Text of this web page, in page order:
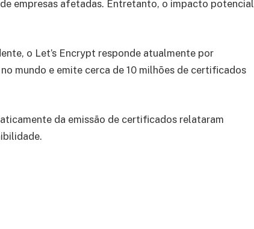
empresas afetadas. Entretanto, o impacto potencial
o Let’s Encrypt responde atualmente por
mundo e emite cerca de 10 milhões de certificados
da emissão de certificados relataram